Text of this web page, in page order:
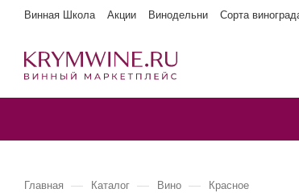
Винная Школа Акции Винодельни Сорта
Главная — Каталог — Вино — Красное